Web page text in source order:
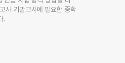
사 기말고사에 필요한 중학
.